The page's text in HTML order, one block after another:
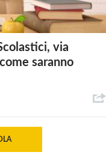
via
saranno